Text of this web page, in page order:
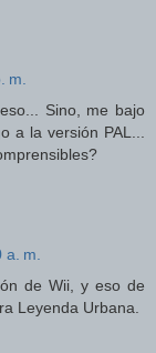
m.
Sino, me bajo
a la versión PAL...
a. m.
de Wii, y eso de
Leyenda Urbana.